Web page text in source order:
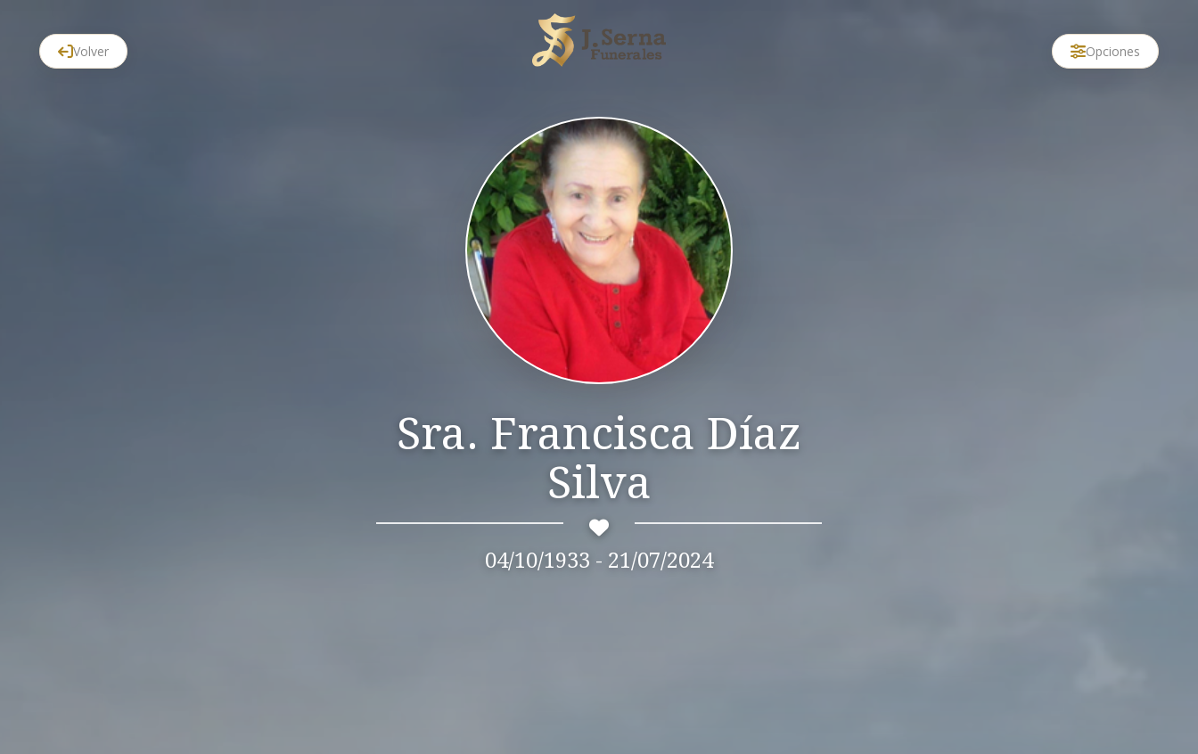
Sra. Francisca Díaz
Silva
04/10/1933 - 21/07/2024
Volver Opciones